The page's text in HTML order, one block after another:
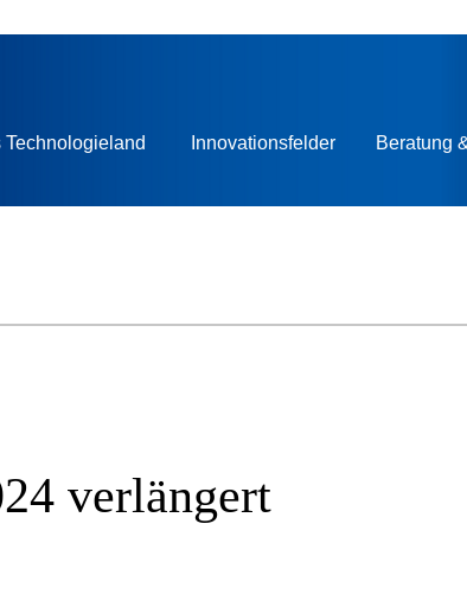
Technologieland Innovationsfelder Beratung
verlängert